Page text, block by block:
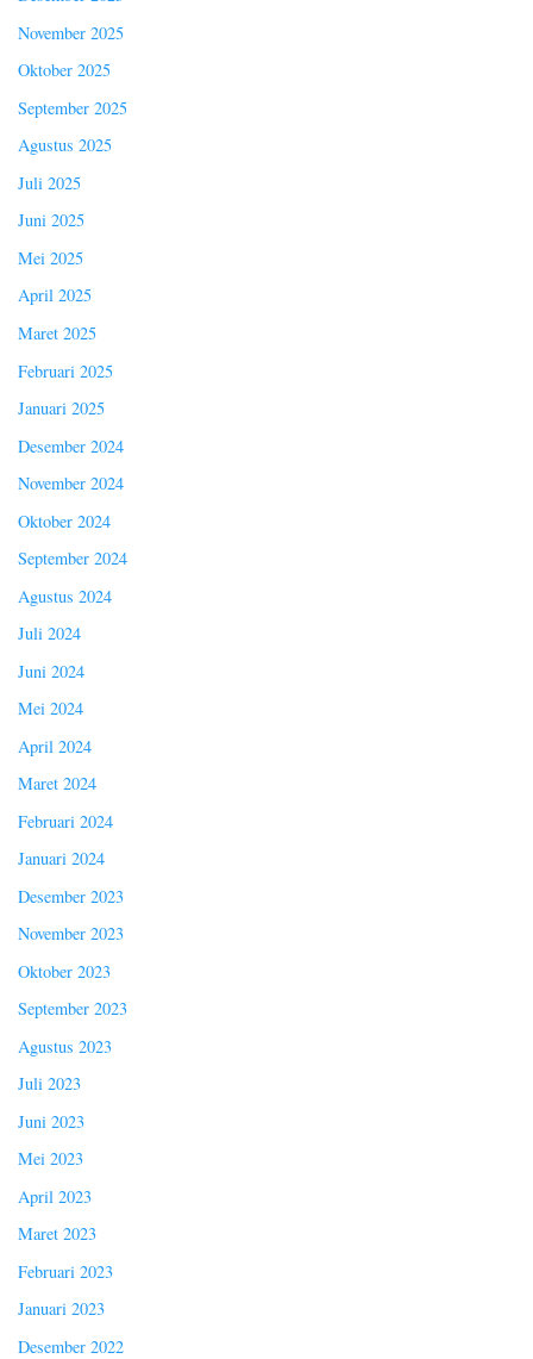
November 2025
Oktober 2025
September 2025
Agustus 2025
Juli 2025
Juni 2025
Mei 2025
April 2025
Maret 2025
Februari 2025
Januari 2025
Desember 2024
November 2024
Oktober 2024
September 2024
Agustus 2024
Juli 2024
Juni 2024
Mei 2024
April 2024
Maret 2024
Februari 2024
Januari 2024
Desember 2023
November 2023
Oktober 2023
September 2023
Agustus 2023
Juli 2023
Juni 2023
Mei 2023
April 2023
Maret 2023
Februari 2023
Januari 2023
Desember 2022